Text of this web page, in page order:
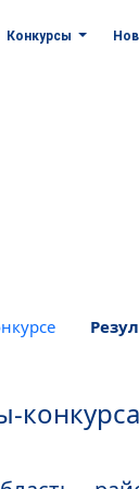
Конкурсы